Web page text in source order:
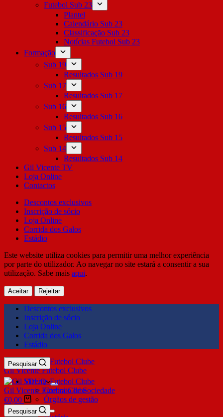
Futebol Sub 23
Plantel
Calendário Sub 23
Classificação Sub 23
Notícias Futebol Sub 23
Formação
Sub 19
Resultados Sub 19
Sub 17
Resultados Sub 17
Sub 16
Resultados Sub 16
Sub 15
Resultados Sub 15
Sub 14
Resultados Sub 14
Gil Vicente TV
Loja Online
Contactos
Descontos exclusivos
Inscrição de sócio
Loja Online
Corrida dos Galos
Estádio
Este website utiliza cookies para permitir uma melhor experiência
por parte do utilizador. Ao navegar no site estará a consentir a sua
utilização. Sabe mais aqui.
Aceitar Rejeitar
Descontos exclusivos
Inscrição de sócio
Loja Online
Corrida dos Galos
Estádio
Gil Vicente Futebol Clube
Pesquisar
SDUQ
Contrato de Sociedade
Órgãos de gestão
Clube
Gil Vicente Futebol Clube
€0,00
Pesquisar